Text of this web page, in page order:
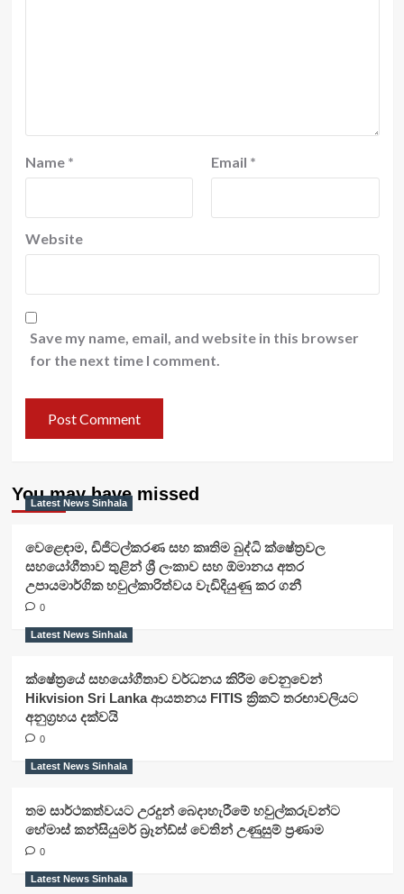
Name * Email *
Website
Save my name, email, and website in this browser
for the next time I comment.
You may have missed
Latest News Sinhala
වෙළෙඳාම, ඩිජිටල්කරණ සහ කෘතිම බුද්ධි ක්ෂේත්‍රවල
සහයෝගීතාව තුළින් ශ්‍රී ලංකාව සහ ඕමානය අතර
උපායමාර්ගික හවුල්කාරිත්වය වැඩිදියුණු කර ගනී
0
Latest News Sinhala
ක්ෂේත්‍රයේ සහයෝගීතාව වර්ධනය කිරීම වෙනුවෙන්
Hikvision Sri Lanka ආයතනය FITIS ක්‍රිකට් තරඟාවලියට
අනුග්‍රහය දක්වයි
0
Latest News Sinhala
තම සාර්ථකත්වයට උරදුන් බෙදාහැරීමේ හවුල්කරුවන්ට
හේමාස් කන්සියුමර් බ්‍රෑන්ඩ්ස් වෙතින් උණුසුම් ප්‍රණාම
0
Latest News Sinhala